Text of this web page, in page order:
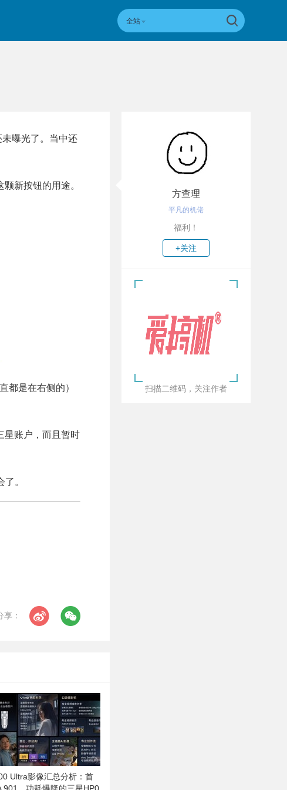
全站
曝光了。当中还
颗新按钮的用途。
都是在右侧的）
星账户，而且暂时
。
享：
Ultra影像汇总分析：首
方查理
平凡的机佬
福利！
+关注
扫描二维码，关注作者